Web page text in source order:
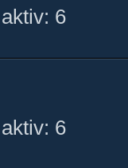
6
6